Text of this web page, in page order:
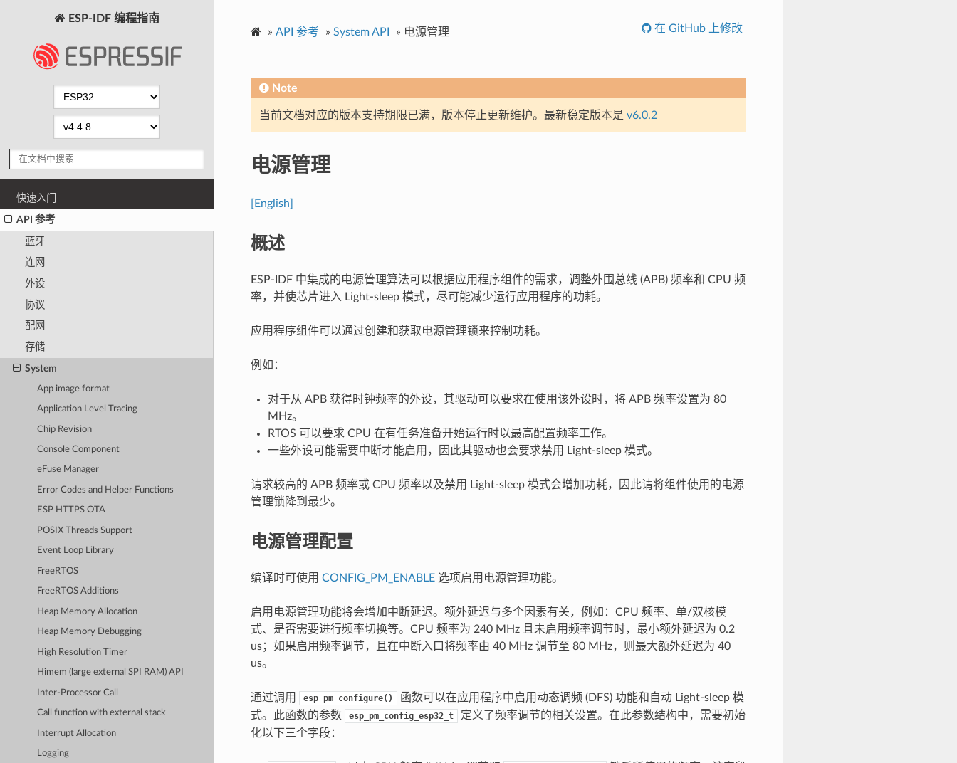
ESP-IDF 编程指南
快速入门
API 参考
蓝牙
连网
外设
协议
配网
存储
System
App image format
Application Level Tracing
Chip Revision
Console Component
eFuse Manager
Error Codes and Helper Functions
ESP HTTPS OTA
POSIX Threads Support
Event Loop Library
FreeRTOS
FreeRTOS Additions
Heap Memory Allocation
Heap Memory Debugging
High Resolution Timer
Himem (large external SPI RAM) API
Inter-Processor Call
Call function with external stack
Interrupt Allocation
Logging
» API 参考 » System API » 电源管理 在 GitHub 上修改
Note
当前文档对应的版本支持期限已满，版本停止更新维护。最新稳定版本是 v6.0.2
电源管理
[English]
概述
ESP-IDF 中集成的电源管理算法可以根据应用程序组件的需求，调整外围总线 (APB) 频率和 CPU 频
率，并使芯片进入 Light-sleep 模式，尽可能减少运行应用程序的功耗。
应用程序组件可以通过创建和获取电源管理锁来控制功耗。
例如：
对于从 APB 获得时钟频率的外设，其驱动可以要求在使用该外设时，将 APB 频率设置为 80
MHz。
RTOS 可以要求 CPU 在有任务准备开始运行时以最高配置频率工作。
一些外设可能需要中断才能启用，因此其驱动也会要求禁用 Light-sleep 模式。
请求较高的 APB 频率或 CPU 频率以及禁用 Light-sleep 模式会增加功耗，因此请将组件使用的电源
管理锁降到最少。
电源管理配置
编译时可使用 CONFIG_PM_ENABLE选项启用电源管理功能。
启用电源管理功能将会增加中断延迟。额外延迟与多个因素有关，例如：CPU 频率、单/双核模
式、是否需要进行频率切换等。CPU 频率为 240 MHz 且未启用频率调节时，最小额外延迟为 0.2
us；如果启用频率调节，且在中断入口将频率由 40 MHz 调节至 80 MHz，则最大额外延迟为 40
us。
通过调用 esp_pm_configure()
函数可以在应用程序中启用动态调频 (DFS) 功能和自动 Light-sleep 模
式。此函数的参数
esp_pm_config_esp32_t
定义了频率调节的相关设置。在此参数结构中，需要初始
化以下三个字段：